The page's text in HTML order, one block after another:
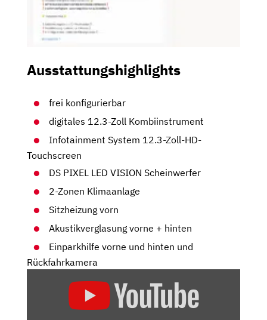
Ausstattungshighlights
frei konfigurierbar
digitales 12.3-Zoll Kombiinstrument
Infotainment System 12.3-Zoll-HD-
Touchscreen
DS PIXEL LED VISION Scheinwerfer
2-Zonen Klimaanlage
Sitzheizung vorn
Akustikverglasung vorne + hinten
Einparkhilfe vorne und hinten und
Rückfahrkamera